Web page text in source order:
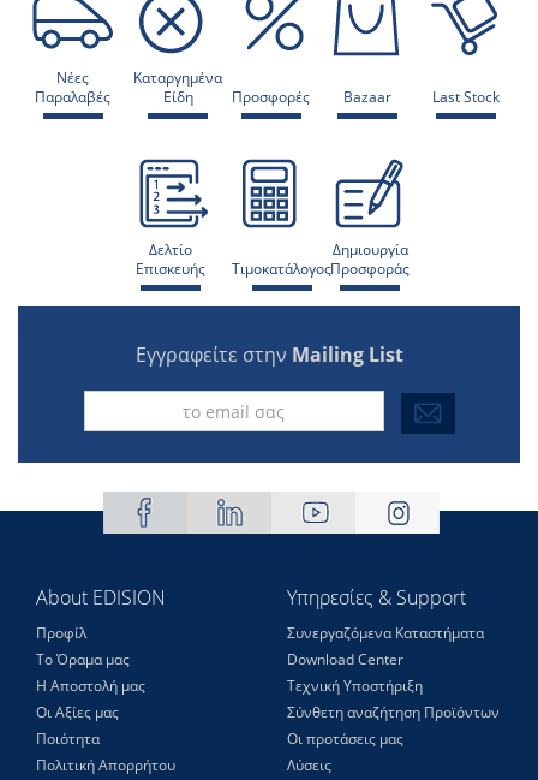
Νέες
Παραλαβές
Καταργημένα
Είδη
Προσφορές Bazaar Last Stock
Δελτίο
Επισκευής
Τιμοκατάλογος
Δημιουργία
Προσφοράς
Εγγραφείτε στην Mailing List
About EDISION
Προφίλ
Το Όραμα μας
Η Αποστολή μας
Οι Αξίες μας
Ποιότητα
Πολιτική Απορρήτου
Υπηρεσίες & Support
Συνεργαζόμενα Καταστήματα
Download Center
Τεχνική Υποστήριξη
Σύνθετη αναζήτηση Προϊόντων
Οι προτάσεις μας
Λύσεις